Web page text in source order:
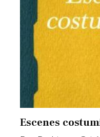
Escenes